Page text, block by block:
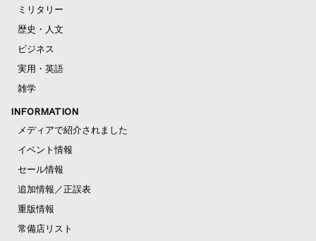
ミリタリー
歴史・人文
ビジネス
実用・英語
雑学
INFORMATION
メディアで紹介されました
イベント情報
セール情報
追加情報／正誤表
重版情報
常備店リスト